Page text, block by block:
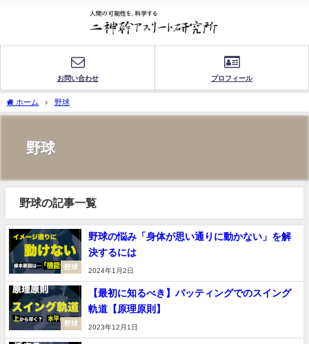
お問い合わせ プロフィール
ホーム 野球
野球
野球の記事一覧
野球
野球の悩み「身体が思い通りに動かない」を解
決するには
2024年1月2日
野球
【最初に知るべき】バッティングでのスイング
軌道【原理原則】
2023年12月1日